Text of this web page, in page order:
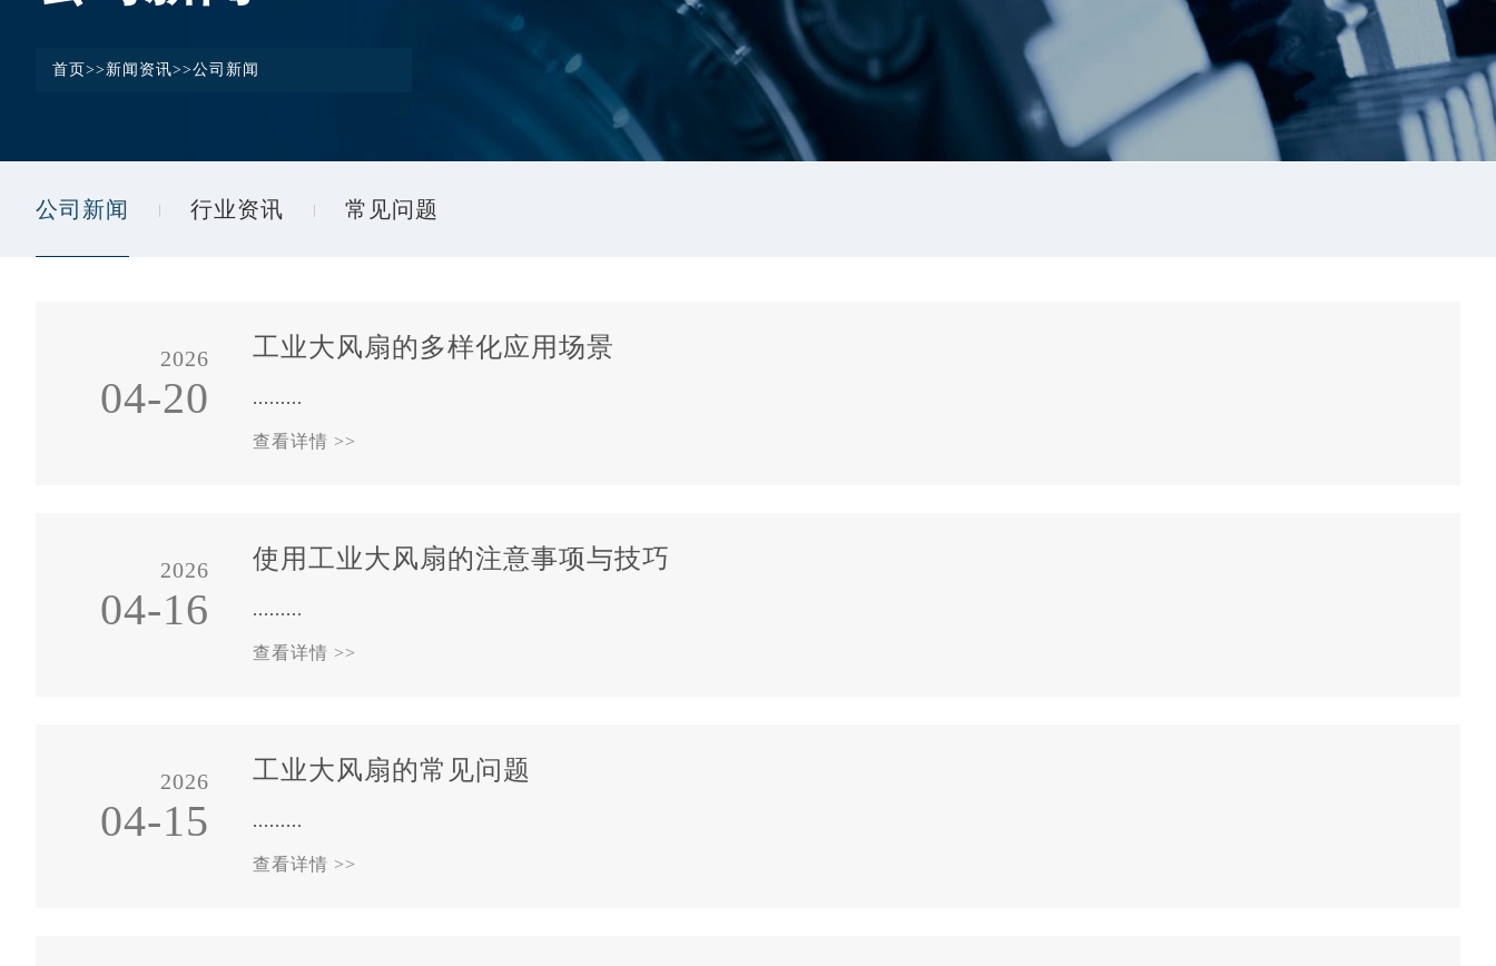
首页>> 新闻资讯>>公司新闻
公司新闻 行业资讯 常见问题
2026
04-20
工业大风扇的多样化应用场景
.........
查看详情 >>
2026
04-16
使用工业大风扇的注意事项与技巧
.........
查看详情 >>
2026
04-15
工业大风扇的常见问题
.........
查看详情 >>